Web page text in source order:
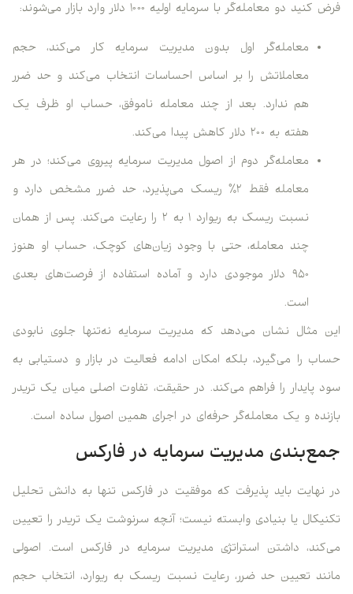
فرض کنید دو معامله‌گر با سرمایه اولیه ۱۰۰۰ دلار وارد بازار می‌شوند:
معامله‌گر اول بدون مدیریت سرمایه کار می‌کند، حجم
معاملاتش را بر اساس احساسات انتخاب می‌کند و حد ضرر
هم ندارد. بعد از چند معامله ناموفق، حساب او ظرف یک
هفته به ۲۰۰ دلار کاهش پیدا می‌کند.
معامله‌گر دوم از اصول مدیریت سرمایه پیروی می‌کند؛ در هر
معامله فقط ۲٪ ریسک می‌پذیرد، حد ضرر مشخص دارد و
نسبت ریسک به ریوارد ۱ به ۲ را رعایت می‌کند. پس از همان
چند معامله، حتی با وجود زیان‌های کوچک، حساب او هنوز
۹۵۰ دلار موجودی دارد و آماده استفاده از فرصت‌های بعدی
است.
این مثال نشان می‌دهد که مدیریت سرمایه نه‌تنها جلوی نابودی
حساب را می‌گیرد، بلکه امکان ادامه فعالیت در بازار و دستیابی به
سود پایدار را فراهم می‌کند. در حقیقت، تفاوت اصلی میان یک تریدر
بازنده و یک معامله‌گر حرفه‌ای در اجرای همین اصول ساده است.
جمع‌بندی مدیریت سرمایه در فارکس
در نهایت باید پذیرفت که موفقیت در فارکس تنها به دانش تحلیل
تکنیکال یا بنیادی وابسته نیست؛ آنچه سرنوشت یک تریدر را تعیین
می‌کند، داشتن استراتژی مدیریت سرمایه در فارکس است. اصولی
مانند تعیین حد ضرر، رعایت نسبت ریسک به ریوارد، انتخاب حجم